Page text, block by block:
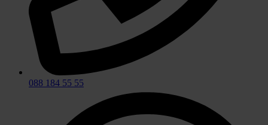
088 184 55 55